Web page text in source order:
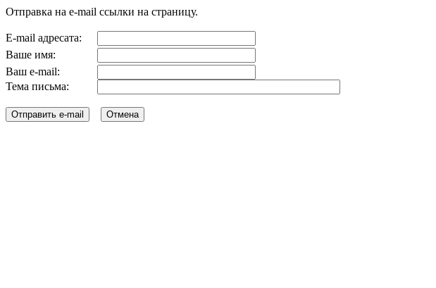
Отправка на e-mail ссылки на страницу.
E-mail адресата:
Ваше имя:
Ваш e-mail:
Тема письма: